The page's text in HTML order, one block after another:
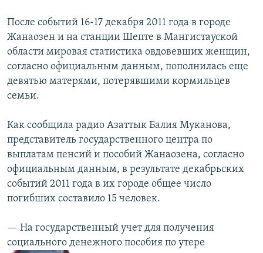
После событий 16-17 декабря 2011 года в городе
Жанаозен и на станции Шепте в Мангистауской
области мировая статистика овдовевших женщин,
согласно официальным данным, пополнилась еще
девятью матерями, потерявшими кормильцев
семьи.
Как сообщила радио Азаттык Балия Муканова,
представитель государственного центра по
выплатам пенсий и пособий Жанаозена, согласно
официальным данным, в результате декабрьских
событий 2011 года в их городе общее число
погибших составило 15 человек.
— На государственный учет для получения
социального денежного пособия по утере